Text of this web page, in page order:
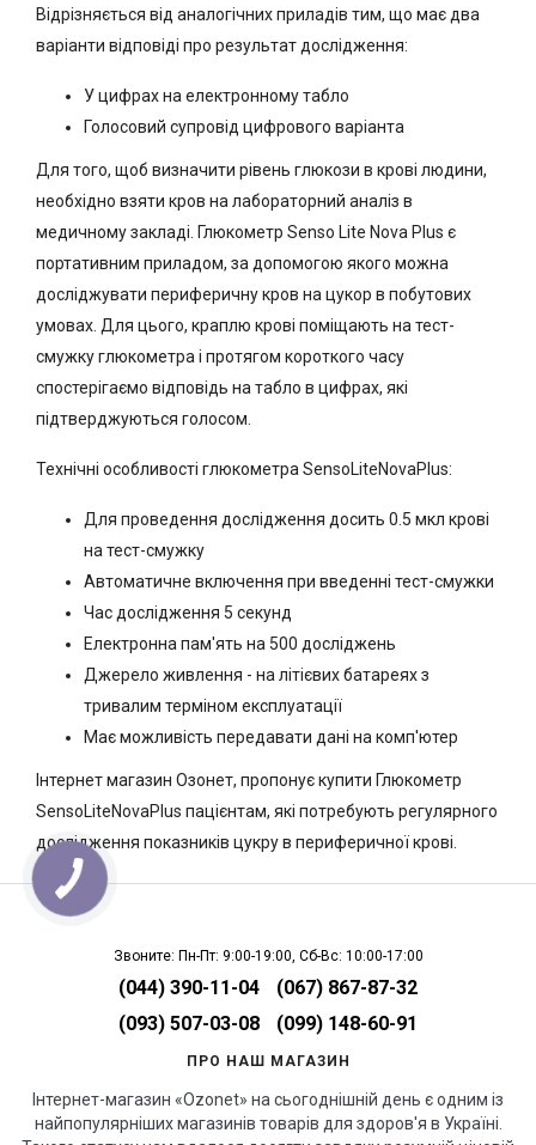
Відрізняється від аналогічних приладів тим, що має два
варіанти відповіді про результат дослідження:
У цифрах на електронному табло
Голосовий супровід цифрового варіанта
Для того, щоб визначити рівень глюкози в крові людини,
необхідно взяти кров на лабораторний аналіз в
медичному закладі. Глюкометр Senso Lite Nova Plus є
портативним приладом, за допомогою якого можна
досліджувати периферичну кров на цукор в побутових
умовах. Для цього, краплю крові поміщають на тест-
смужку глюкометра і протягом короткого часу
спостерігаємо відповідь на табло в цифрах, які
підтверджуються голосом.
Технічні особливості глюкометра SensoLiteNovaPlus:
Для проведення дослідження досить 0.5 мкл крові
на тест-смужку
Автоматичне включення при введенні тест-смужки
Час дослідження 5 секунд
Електронна пам'ять на 500 досліджень
Джерело живлення - на літієвих батареях з
тривалим терміном експлуатації
Має можливість передавати дані на комп'ютер
Інтернет магазин Озонет, пропонує купити Глюкометр
SensoLiteNovaPlus пацієнтам, які потребують регулярного
дослідження показників цукру в периферичної крові.
Звоните: Пн-Пт: 9:00-19:00, Сб-Вс: 10:00-17:00
(044) 390-11-04
(067) 867-87-32
(093) 507-03-08
(099) 148-60-91
ПРО НАШ МАГАЗИН
Інтернет-магазин «Ozonet» на сьогоднішній день є одним із
найпопулярніших магазинів товарів для здоров'я в Україні.